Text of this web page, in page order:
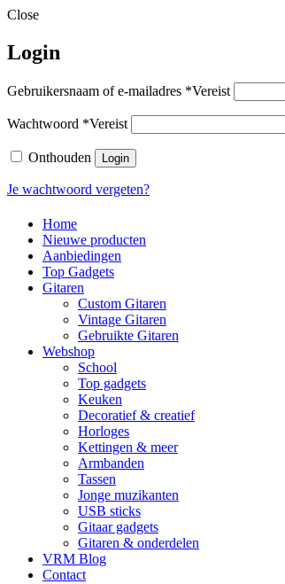
Close
Login
Gebruikersnaam of e-mailadres *Vereist
Wachtwoord *Vereist
Onthouden Login
Je wachtwoord vergeten?
Home
Nieuwe producten
Aanbiedingen
Top Gadgets
Gitaren
Custom Gitaren
Vintage Gitaren
Gebruikte Gitaren
Webshop
School
Top gadgets
Keuken
Decoratief & creatief
Horloges
Kettingen & meer
Armbanden
Tassen
Jonge muzikanten
USB sticks
Gitaar gadgets
Gitaren & onderdelen
VRM Blog
Contact